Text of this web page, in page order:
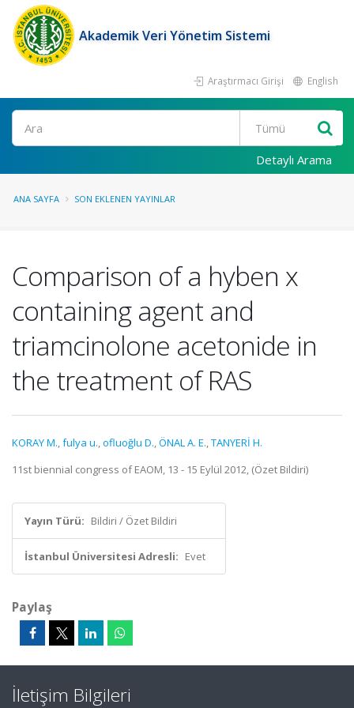
Akademik Veri Yönetim Sistemi
Araştırmacı Girişi English
Ara
Detaylı Arama
ANA SAYFA SON EKLENEN YAYINLAR
Comparison of a hyben x
containing agent and
triamcinolone acetonide in
the treatment of RAS
KORAY M.,fulya u.,ofluoğlu D.,ÖNAL A. E.,TANYERİ H.
11st biennial congress of EAOM, 13 - 15 Eylül 2012, (Özet Bildiri)
Yayın Türü: Bildiri / Özet Bildiri
İstanbul Üniversitesi Adresli: Evet
Paylaş
İletişim Bilgileri